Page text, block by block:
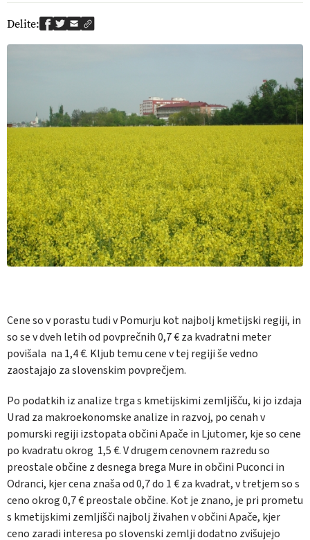
Delite:
Cene so v porastu tudi v Pomurju kot najbolj kmetijski regiji, in
so se v dveh letih od povprečnih 0,7 € za kvadratni meter
povišala na 1,4 €. Kljub temu cene v tej regiji še vedno
zaostajajo za slovenskim povprečjem.
Po podatkih iz analize trga s kmetijskimi zemljišču, ki jo izdaja
Urad za makroekonomske analize in razvoj, po cenah v
pomurski regiji izstopata občini Apače in Ljutomer, kje so cene
po kvadratu okrog 1,5 €. V drugem cenovnem razredu so
preostale občine z desnega brega Mure in občini Puconci in
Odranci, kjer cena znaša od 0,7 do 1 € za kvadrat, v tretjem so s
ceno okrog 0,7 € preostale občine. Kot je znano, je pri prometu
s kmetijskimi zemljišči najbolj živahen v občini Apače, kjer
ceno zaradi interesa po slovenski zemlji dodatno zvišujejo